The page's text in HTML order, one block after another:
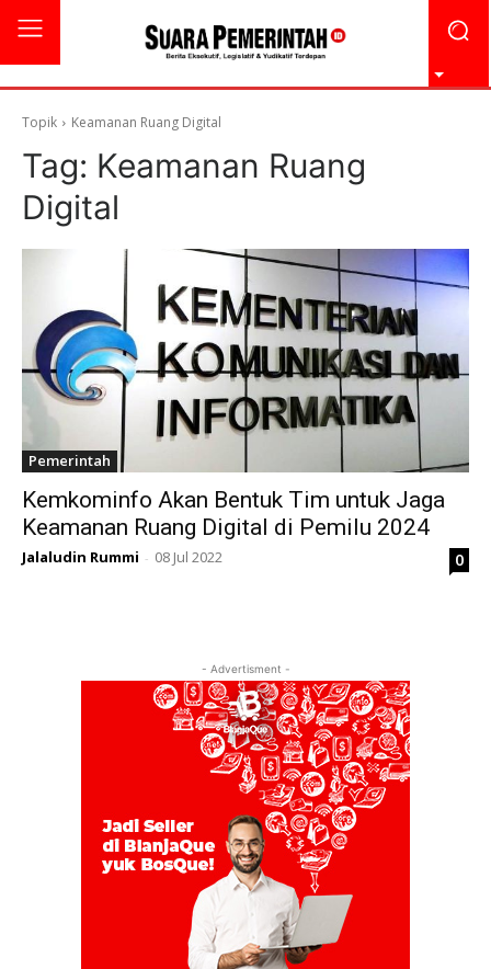
Topik Keamanan Ruang Digital
Tag: Keamanan Ruang
Digital
Pemerintah
Kemkominfo Akan Bentuk Tim untuk Jaga
Keamanan Ruang Digital di Pemilu 2024
Jalaludin Rummi - 08 Jul 2022 0
- Advertisment -